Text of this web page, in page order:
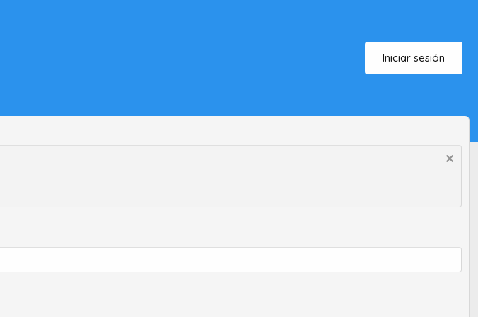
Iniciar sesión